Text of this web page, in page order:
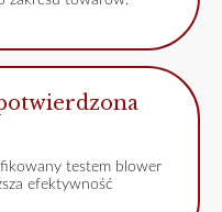
testem blower
efektywność